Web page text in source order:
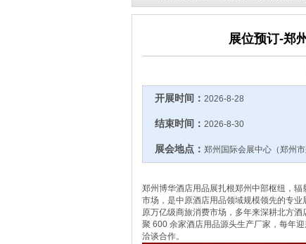
展位预订-郑
开展时间： 2026-8-28
结束时间： 2026-8-30
展会地点： 郑州国际会展中心（郑州
郑州博华酒店用品展扎根郑州中部枢纽，
市场，是中原酒店用品领域规模领先的专
原万亿级商旅消费市场，多年来深耕北方
聚 600 余家酒店用品源头生产厂家，每年
洽谈合作。